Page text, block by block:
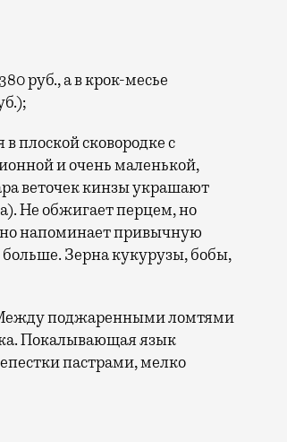
руб., а в крок-месье
плоской сковородке с
и очень маленькой,
веточек кинзы украшают
Не обжигает перцем, но
напоминает привычную
Зерна кукурузы, бобы,
Между поджаренными ломтями
Покалывающая язык
пастрами, мелко